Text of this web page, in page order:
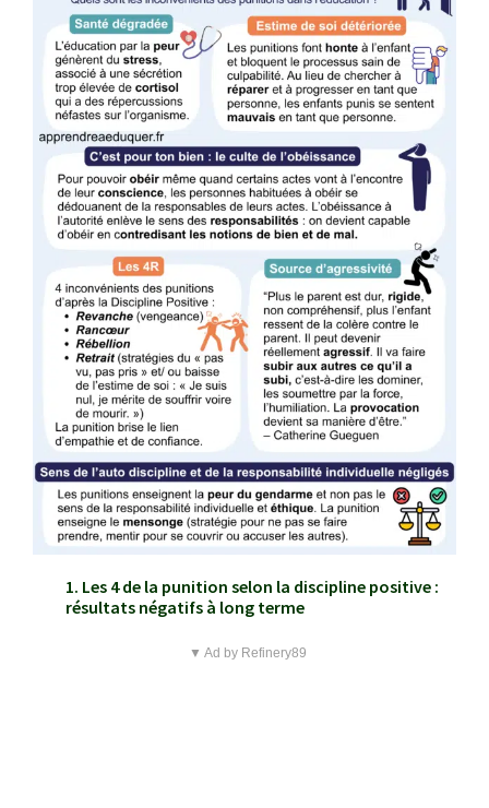
1. Les 4 de la punition selon la discipline positive :
résultats négatifs à long terme
▼ Ad by Refinery89